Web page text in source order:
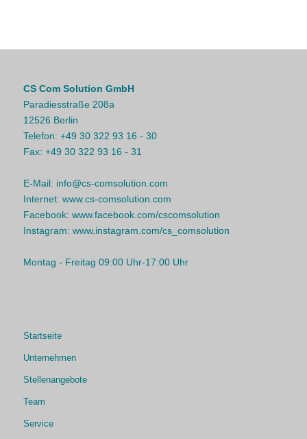
CS Com Solution GmbH
Paradiesstraße 208a
12526 Berlin
Telefon: +49 30 322 93 16 - 30
Fax: +49 30 322 93 16 - 31
E-Mail: info@cs-comsolution.com
Internet: www.cs-comsolution.com
Facebook: www.facebook.com/cscomsolution
Instagram: www.instagram.com/cs_comsolution
Montag - Freitag 09:00 Uhr-17:00 Uhr
Startseite
Unternehmen
Stellenangebote
Team
Service